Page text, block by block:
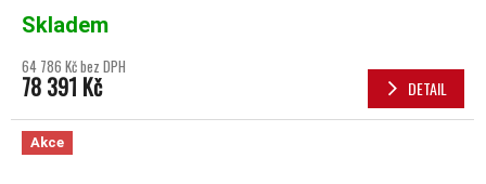
Skladem
64 786 Kč bez DPH
78 391 Kč DETAIL
Akce